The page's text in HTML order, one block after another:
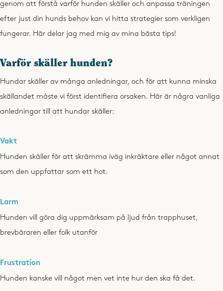
genom att förstå varför hunden skäller och anpassa träningen
efter just din hunds behov kan vi hitta strategier som verkligen
fungerar. Här delar jag med mig av mina bästa tips!
Varför skäller hunden?
Hundar skäller av många anledningar, och för att kunna minska
skällandet måste vi först identifiera orsaken. Här är några vanliga
anledningar till att hundar skäller:
Vakt
Hunden skäller för att skrämma iväg inkräktare eller något annat
som den uppfattar som ett hot.
Larm
Hunden vill göra dig uppmärksam på ljud från trapphuset,
brevbäraren eller folk utanför
Frustration
Hunden kanske vill något men vet inte hur den ska få det.